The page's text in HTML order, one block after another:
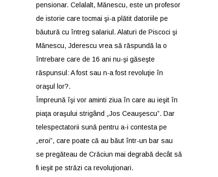
pensionar. Celalalt, Mănescu, este un profesor
de istorie care tocmai şi-a plătit datoriile pe
băutură cu întreg salariul. Alaturi de Piscoci şi
Mănescu, Jderescu vrea să răspundă la o
întrebare care de 16 ani nu-şi găseşte
răspunsul: A fost sau n-a fost revoluţie în
oraşul lor?.
Împreună îşi vor aminti ziua în care au ieşit în
piaţa oraşului strigând „Jos Ceauşescu”. Dar
telespectatorii sună pentru a-i contesta pe
„eroi”, care poate că au băut într-un bar sau
se pregăteau de Crăciun mai degrabă decât să
fi ieşit pe străzi ca revoluţionari.